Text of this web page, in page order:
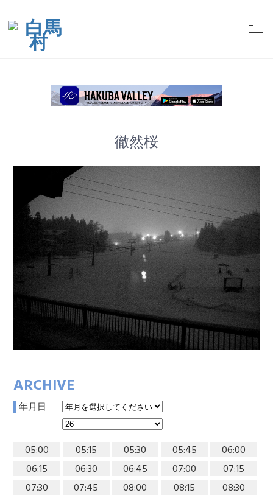
t
o
n
徹然桜
ARCHIVE
年月日
05:00 05:15 05:30 05:45
06:00
06:15
06:30 06:45 07:00
07:15
07:30
07:45 08:00 08:15
08:30